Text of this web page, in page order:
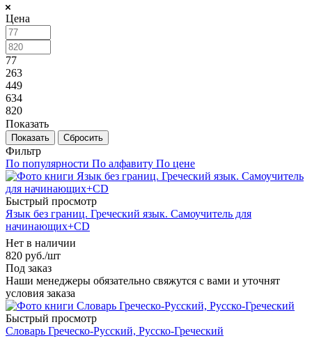
Цена
77
263
449
634
820
Показать
Сбросить
Фильтр
По популярности По алфавиту По цене
Быстрый просмотр
Язык без границ. Греческий язык. Самоучитель для
начинающих+CD
Нет в наличии
820 руб./шт
Под заказ
Наши менеджеры обязательно свяжутся с вами и уточнят
условия заказа
Быстрый просмотр
Словарь Греческо-Русский, Русско-Греческий